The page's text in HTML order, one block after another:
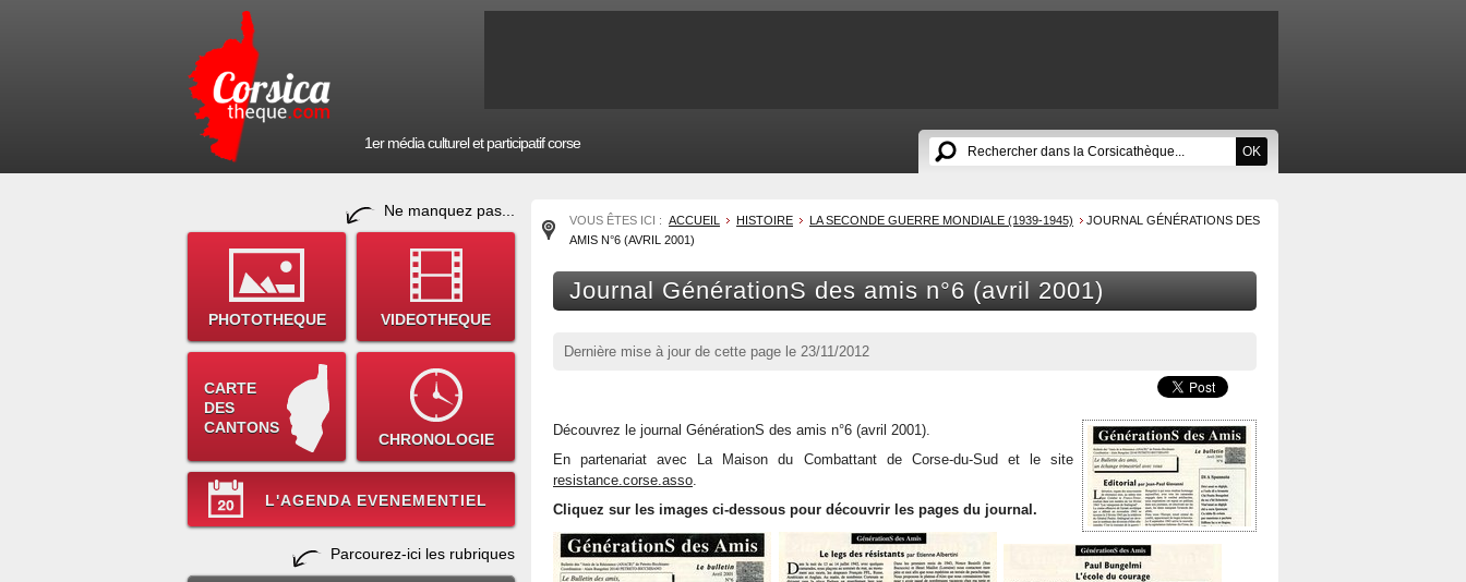
1er média culturel et participatif corse
Ne manquez pas...
PHOTOTHEQUE VIDEOTHEQUE
CARTE
DES
CANTONS
CHRONOLOGIE
L'AGENDA EVENEMENTIEL
Parcourez-ici les rubriques
VOUS ÊTES ICI : ACCUEIL HISTOIRE LA SECONDE GUERRE MONDIALE (1939-1945)
JOURNAL GÉNÉRATIONS DES
AMIS N°6 (AVRIL 2001)
Journal GénérationS des amis n°6 (avril 2001)
Dernière mise à jour de cette page le 23/11/2012
Découvrez le journal GénérationS des amis n°6 (avril 2001).
En partenariat avec La Maison du Combattant de Corse-du-Sud et le site
resistance.corse.asso.
Cliquez sur les images ci-dessous pour découvrir les pages du journal.